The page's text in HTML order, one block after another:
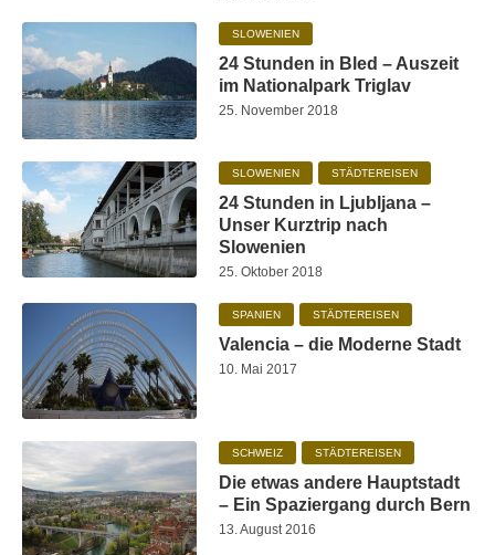
SLOWENIEN
24 Stunden in Bled – Auszeit
im Nationalpark Triglav
25. November 2018
SLOWENIEN STÄDTEREISEN
24 Stunden in Ljubljana –
Unser Kurztrip nach
Slowenien
25. Oktober 2018
SPANIEN STÄDTEREISEN
Valencia – die Moderne Stadt
10. Mai 2017
SCHWEIZ STÄDTEREISEN
Die etwas andere Hauptstadt
– Ein Spaziergang durch Bern
13. August 2016